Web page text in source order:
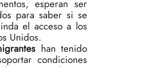
esperan ser
para saber si se
el acceso a los
Unidos.
han tenido
condiciones